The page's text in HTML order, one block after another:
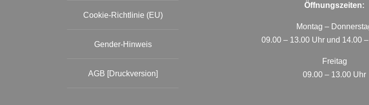
Cookie-Richtlinie (EU)
Gender-Hinweis
AGB [Druckversion]
Öffnungszeiten:
Montag –
09.00 – 13.00 Uhr und 14.00
Freitag
09.00 – 13.00 Uhr